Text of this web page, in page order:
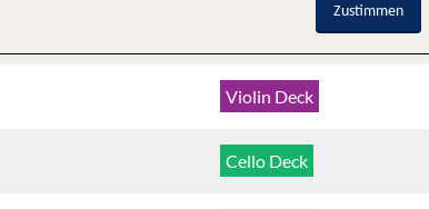
Violin Deck
Cello Deck
Zustimmen